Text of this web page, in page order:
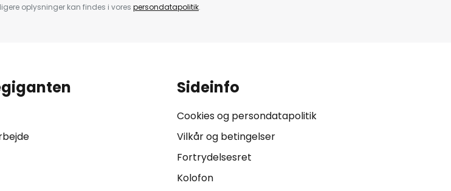
oplysninger kan findes i vores persondatapolitik.
Sideinfo
Cookies og persondatapolitik
Vilkår og betingelser
Fortrydelsesret
Kolofon